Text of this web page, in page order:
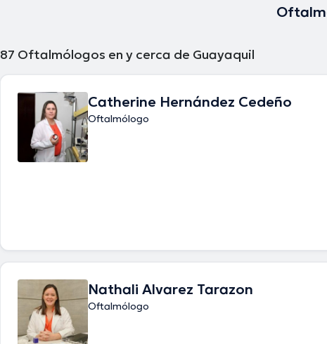
87 Oftalmólogos en y cerca de Guayaquil
Catherine Hernández Cedeño
Oftalmólogo
Nathali Alvarez Tarazon
Oftalmólogo